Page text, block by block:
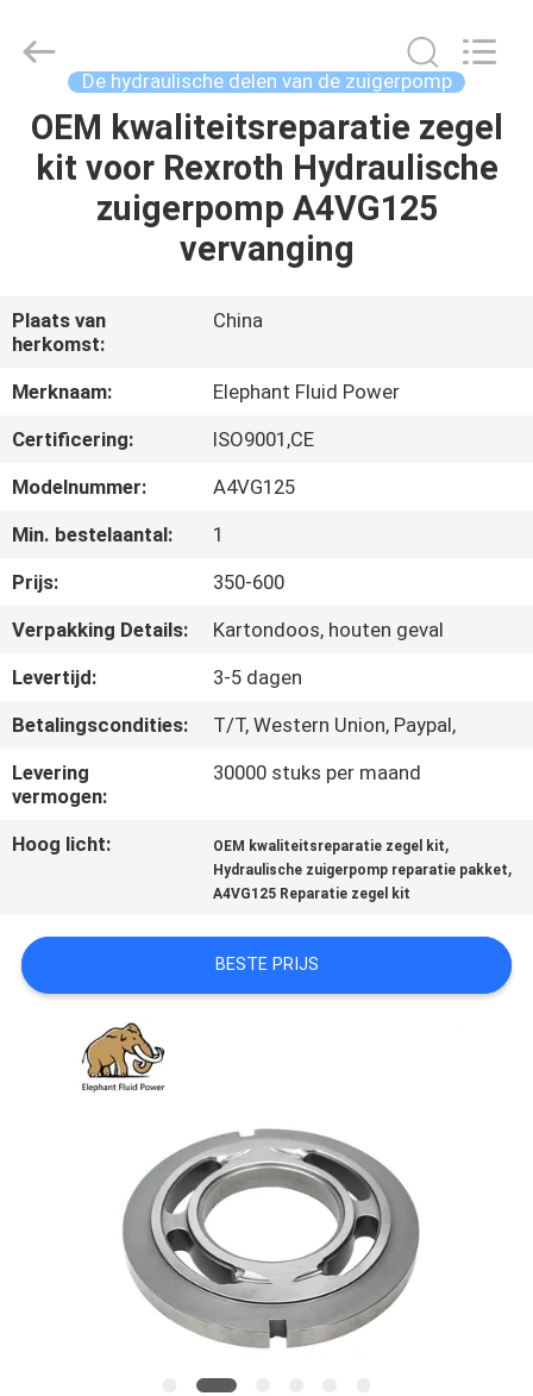
HUIS
PRODUCTEN
ONS
FABRIEKSREIS
KWALITEITSCONTROLE
CONTACTEER
ONS
NIEUWS
GEVALLEN
SITEMAP
POLICY
Fluid
Power
Rights
Reserved.
De hydraulische delen van de zuigerpomp
OEM kwaliteitsreparatie zegel
kit voor Rexroth Hydraulische
zuigerpomp A4VG125
vervanging
Plaats van
herkomst:
China
Merknaam:
Elephant Fluid Power
Certificering:
ISO9001,CE
Modelnummer:
A4VG125
Min. bestelaantal:
1
Prijs:
350-600
Verpakking Details:
Kartondoos, houten geval
Levertijd:
3-5 dagen
Betalingscondities:
T/T, Western Union, Paypal,
Levering
vermogen:
30000 stuks per maand
Hoog licht: OEM kwaliteitsreparatie zegel kit,
Hydraulische zuigerpomp reparatie pakket,
A4VG125 Reparatie zegel kit
BESTE PRIJS